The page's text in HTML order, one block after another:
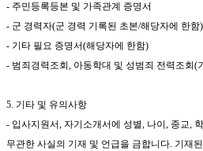
- 주민등록등본 및 가족관계 증명서
- 군 경력자(군 경력 기록된 초본/해당자에 한함)
- 기타 필요 증명서(해당자에 한함)
- 범죄경력조회 , 아동학대 및 성범죄 전력조회 (
5. 기타 및 유의사항
- 입사지원서, 자기소개서에 성별, 나이 , 종교,
무관한 사실의 기재 및 언급을 금합니다. 기재